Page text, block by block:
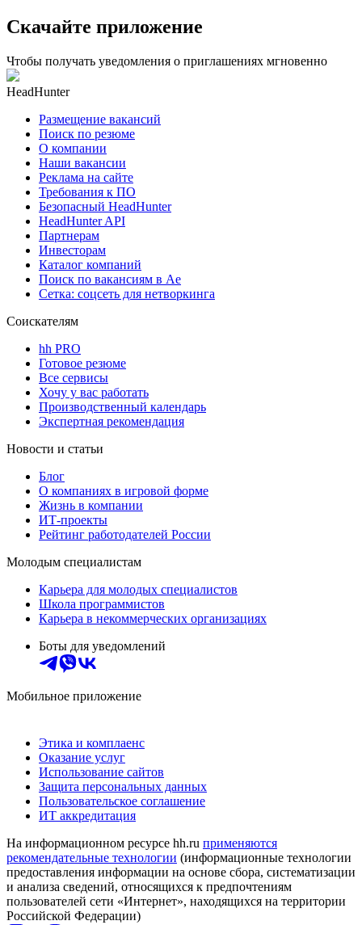
Скачайте приложение
Чтобы получать уведомления о приглашениях мгновенно
HeadHunter
Размещение вакансий
Поиск по резюме
О компании
Наши вакансии
Реклама на сайте
Требования к ПО
Безопасный HeadHunter
HeadHunter API
Партнерам
Инвесторам
Каталог компаний
Поиск по вакансиям в Ае
Сетка: соцсеть для нетворкинга
Соискателям
hh PRO
Готовое резюме
Все сервисы
Хочу у вас работать
Производственный календарь
Экспертная рекомендация
Новости и статьи
Блог
О компаниях в игровой форме
Жизнь в компании
ИТ-проекты
Рейтинг работодателей России
Молодым специалистам
Карьера для молодых специалистов
Школа программистов
Карьера в некоммерческих организациях
Боты для уведомлений
Мобильное приложение
Этика и комплаенс
Оказание услуг
Использование сайтов
Защита персональных данных
Пользовательское соглашение
ИТ аккредитация
На информационном ресурсе hh.ru применяются
рекомендательные технологии (информационные технологии
предоставления информации на основе сбора, систематизации
и анализа сведений, относящихся к предпочтениям
пользователей сети «Интернет», находящихся на территории
Российской Федерации)